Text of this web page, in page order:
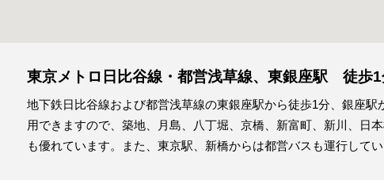
東京メトロ日比谷線・都営浅草線、東銀座駅 徒歩1
地下鉄日比谷線および都営浅草線の東銀座駅から徒歩1分、銀座
用できますので、築地、月島、八丁堀、京橋、新富町、新川、日
も優れています。また、東京駅、新橋からは都営バスも運行して